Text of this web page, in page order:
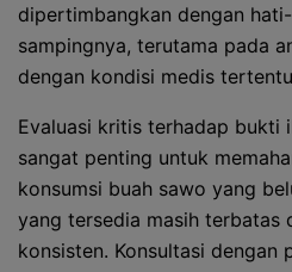
dipertimbangkan dengan
sampingnya, terutama pada
dengan kondisi medis
Evaluasi kritis terhadap bukti
sangat penting untuk
konsumsi buah sawo yang
yang tersedia masih terbatas
konsisten. Konsultasi dengan